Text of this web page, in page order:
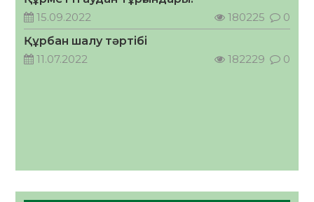
кеңесшісі болып тағайындалды
05.08.2026
39 0
15.09.2022
180225
0
Құрбан шалу тәртібі
11.07.2022
182229 0